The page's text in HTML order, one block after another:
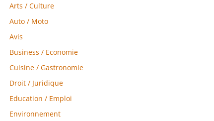
Arts / Culture
Auto / Moto
Avis
Business / Economie
Cuisine / Gastronomie
Droit / Juridique
Education / Emploi
Environnement